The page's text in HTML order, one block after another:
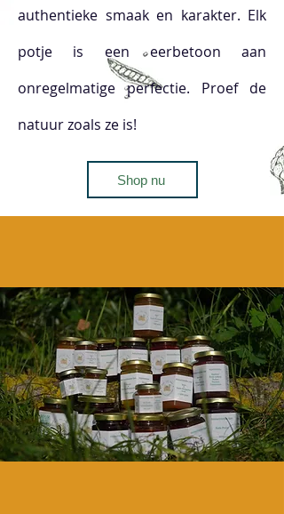
authentieke smaak en karakter. Elk
potje is een eerbetoon aan
onregelmatige perfectie. Proef de
natuur zoals ze is!
Shop nu